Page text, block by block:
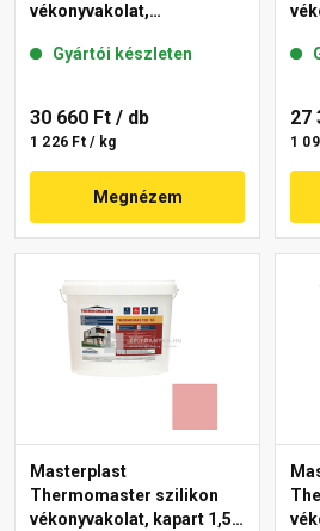
vékonyvakolat,
21-D 25 kg
Gyártói készleten
30 660 Ft / db
1 226 Ft / kg
Megnézem
27
1
Masterplast
Thermomaster szilikon
vékonyvakolat, kapart 1,5